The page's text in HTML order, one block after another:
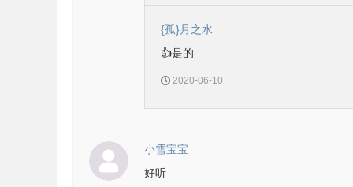
{孤}月之水
👍是的
2020-06-10
小雪宝宝
好听